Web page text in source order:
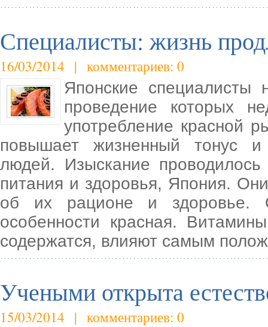
Специалисты: жизнь
16/03/2014 | комментариев: 0
Японские специалисты
проведение которых
употребление красной
повышает жизненный тонус и
людей. Изыскание
питания и здоровья, Япония.
об их рационе и здоровье.
особенности красная.
содержатся, влияют самым
Учеными открыта
15/03/2014 | комментариев: 0